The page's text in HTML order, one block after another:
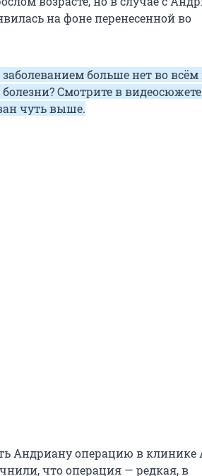
на фоне перенесенной во
больше нет во
Смотрите в
чуть выше.
Андриану операцию в клинике
что операция — редкая, в